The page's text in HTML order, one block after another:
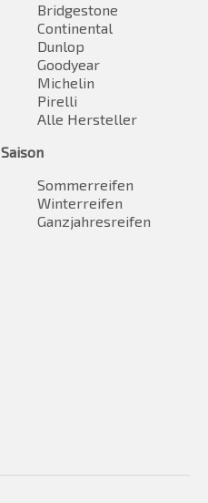
Bridgestone
Continental
Dunlop
Goodyear
Michelin
Pirelli
Alle Hersteller
Saison
Sommerreifen
Winterreifen
Ganzjahresreifen